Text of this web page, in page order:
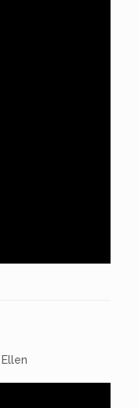
Ellen